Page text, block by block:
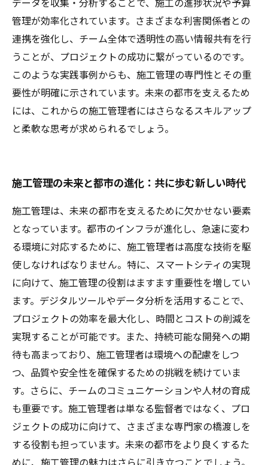
データを収集・分析することで、施工の進捗状況や予算
管理が効率化されています。さまざまな利害関係者との
連携を強化し、チーム全体で透明性の高い情報共有を行
うことが、プロジェクトの成功に繋がっているのです。
このような実践事例からも、施工管理の専門性とその重
要性が明確に示されています。未来の都市を支えるため
には、これからの施工管理者にはさらなるスキルアップ
と柔軟な思考が求められるでしょう。
施工管理の未来と都市の進化：共に歩む新しい時代
施工管理は、未来の都市を支えるために欠かせない要素
となっています。都市のインフラが進化し、急速に変わ
る環境に対応するために、施工管理者は高度な技術を駆
使しなければなりません。特に、スマートシティの実現
に向けて、施工管理の役割はますます重要性を増してい
ます。デジタルツールやデータ分析を活用することで、
プロジェクトの効率を最大化し、時間とコストの削減を
実現することが可能です。また、持続可能な開発への期
待も高まっており、施工管理者は環境への配慮をしつ
つ、品質や安全性を確保するための挑戦を続けていま
す。さらに、チームのコミュニケーションや人材の育成
も重要です。施工管理者は単なる監督者ではなく、プロ
ジェクトの成功に向けて、さまざまな専門家の橋渡しを
する役割も担っています。未来の都市をより良くするた